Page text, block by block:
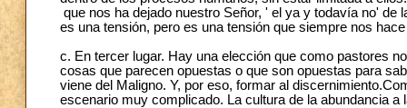
que nos ha dejado nuestro Señor, ' el ya y todavía no'
es una tensión, pero es una tensión que siempre nos
c. En tercer lugar. Hay una elección que como pastores
cosas que parecen opuestas o que son opuestas para
viene del Maligno. Y, por eso, formar al
escenario muy complicado. La cultura de la abundancia